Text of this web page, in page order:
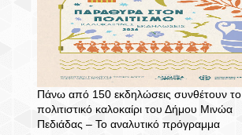
Πάνω από 150 εκδηλώσεις συνθέτουν το
πολιτιστικό καλοκαίρι του Δήμου Μινώα
Πεδιάδας – To αναλυτικό πρόγραμμα